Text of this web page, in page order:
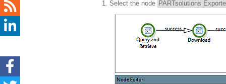
Select the node PARTsolutions